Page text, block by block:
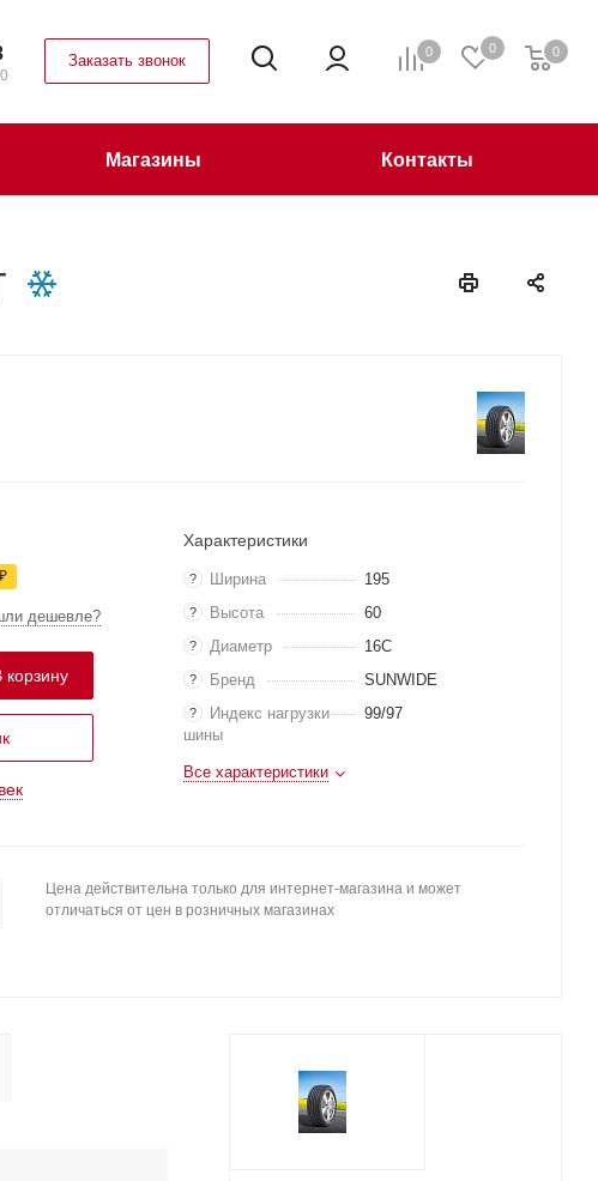
0 0 0
Заказать звонок
Магазины Контакты
₽
дешевле?
корзину
Характеристики
? Ширина 195
? Высота 60
? Диаметр 16C
? Бренд SUNWIDE
?
Индекс нагрузки
шины
99/97
Все характеристики
Цена действительна только для интернет-магазина и может
отличаться от цен в розничных магазинах